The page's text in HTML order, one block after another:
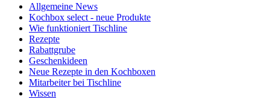
Allgemeine News
Kochbox select - neue Produkte
Wie funktioniert Tischline
Rezepte
Rabattgrube
Geschenkideen
Neue Rezepte in den Kochboxen
Mitarbeiter bei Tischline
Wissen